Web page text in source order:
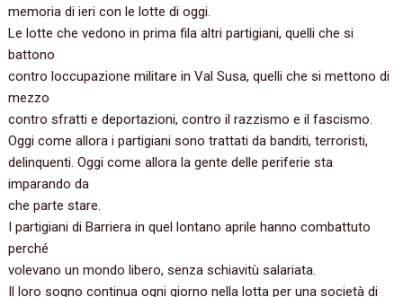
memoria di ieri con le lotte di oggi.
Le lotte che vedono in prima fila altri partigiani, quelli che si
battono
contro loccupazione militare in Val Susa, quelli che si mettono di
mezzo
contro sfratti e deportazioni, contro il razzismo e il fascismo.
Oggi come allora i partigiani sono trattati da banditi, terroristi,
delinquenti. Oggi come allora la gente delle periferie sta
imparando da
che parte stare.
I partigiani di Barriera in quel lontano aprile hanno combattuto
perché
volevano un mondo libero, senza schiavitù salariata.
Il loro sogno continua ogni giorno nella lotta per una società di